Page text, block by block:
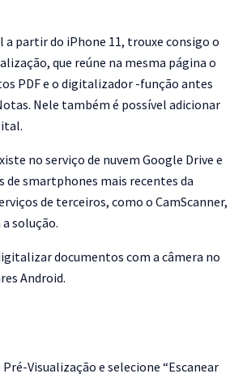
a partir do iPhone 11, trouxe consigo o
que reúne na mesma página o
PDF e o digitalizador -função antes
Nele também é possível adicionar
no serviço de nuvem Google Drive e
de smartphones mais recentes da
de terceiros, como o CamScanner,
solução.
documentos com a câmera no
Android.
Visualização e selecione “Escanear